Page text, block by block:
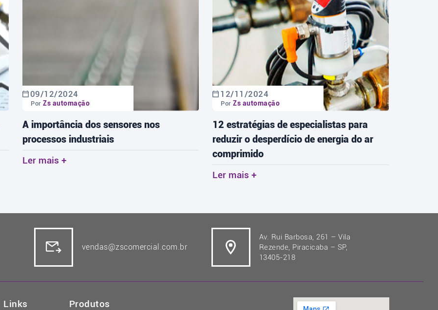
09/12/2024
PorZs automação
A importância dos sensores nos
processos industriais
Ler mais +
12/11/2024
PorZs automação
12 estratégias de especialistas para
reduzir o desperdício de energia do ar
comprimido
Ler mais +
vendas@zscomercial.com.br
Av. Rui Barbosa, 261 – Vila
Rezende, Piracicaba – SP,
13405-218
Links Produtos